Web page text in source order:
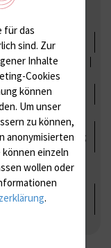
Blutalkohol,
Harnwege
/
Stoffwechsel /
/ Vitamine;
Immunologie
Amaleptika,
für das
sind. Zur
Inhalte
Cookies
können
Um unser
zu können,
anonymisierten
können einzeln
wollen oder
.